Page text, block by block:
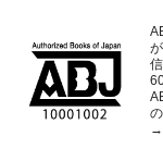
→